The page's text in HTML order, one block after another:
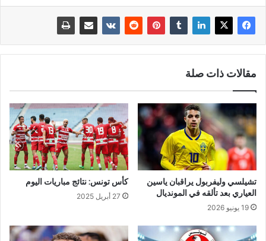
مقالات ذات صلة
تشيلسي وليفربول يراقبان ياسين
العياري بعد تألقه في المونديال
19 يونيو 2026
كأس تونس: نتائج مباريات اليوم
27 أبريل 2025